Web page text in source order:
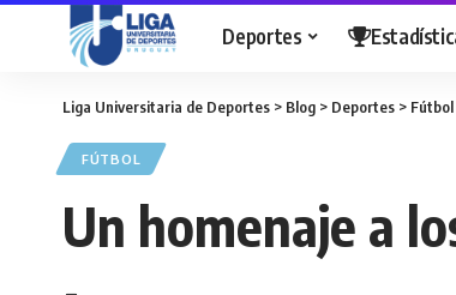
Deportes
Liga Universitaria de Deportes > Blog > Deportes > Fútbol
FÚTBOL
Un homenaje a